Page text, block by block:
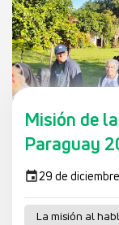
Misión de
Paraguay
29 de
La misión al